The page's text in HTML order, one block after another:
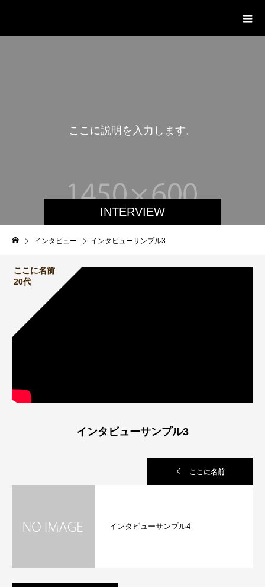
INTERVIEW
こ こ に説明 を 入 力 し ま す。
インタビュー インタビューサンプル3
ここに名前
20代
インタビューサンプル3
ここに名前
インタビューサンプル4